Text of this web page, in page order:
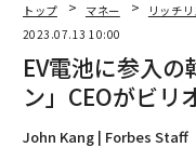
トップ マネー リッチ
2023.07.13 10:00
EV電池に参入
ン」CEOがビリ
John Kang | Forbes Staff